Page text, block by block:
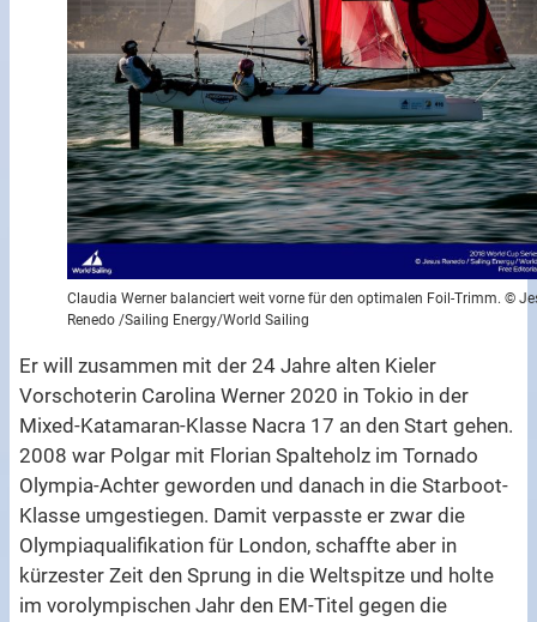
Claudia Werner balanciert weit vorne für den optimalen Foil-Trimm. ©
Renedo /Sailing Energy/World Sailing
Er will zusammen mit der 24 Jahre alten Kieler
Vorschoterin Carolina Werner 2020 in Tokio in der
Mixed-Katamaran-Klasse Nacra 17 an den Start gehen.
2008 war Polgar mit Florian Spalteholz im Tornado
Olympia-Achter geworden und danach in die Starboot-
Klasse umgestiegen. Damit verpasste er zwar die
Olympiaqualifikation für London, schaffte aber in
kürzester Zeit den Sprung in die Weltspitze und holte
im vorolympischen Jahr den EM-Titel gegen die